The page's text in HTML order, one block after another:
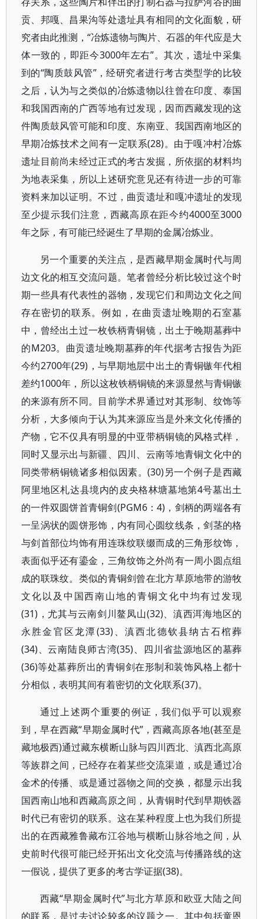
贡、邦嘎、昌果沟等处遗址具有相同的文化面貌，研
究者由此推测，“冶炼遗物与陶片、石器的年代应是大
体一致的，即距今3000年左右”。其次，遗址中采集
到的“陶质鼓风管”，经研究者进行考古类型学的比较
之后，认为与之类似的冶炼遗物以往曾在印度、泰国
和我国西南的广西等地有过发现，因而西藏发现的这
件陶质鼓风管可能和印度、东南亚、我国西南地区的
早期冶炼技术之间有一定联系(28)。由于嘎冲村冶炼
遗址目前尚未经过正式的考古发掘，所依据的材料均
为地表采集，所以上述研究意见还有待进一步的可靠
资料来加以证明。不过，曲贡遗址和嘎冲遗址的发现
至少提示我们注意，西藏高原在距今约4000至3000
年之际，有可能已经诞生了早期的金属冶炼业。
另一个重要的关注点，是西藏早期金属时代与周
边文化的相互交流问题。笔者曾经分析比较过这个时
期一些具有代表性的器物，发现它们和周边文化之间
存在密切的联系。例如，在曲贡遗址晚期的石室墓
中，曾经出土过一枚铁柄青铜镜，出土于晚期墓葬中
的M203。曲贡遗址晚期墓葬的年代据考古报告为距
今约2700年(29)，与早期地层中出土的青铜镞年代相
差约1000年，所以这枚铁柄铜镜的来源显然与青铜镞
的来源有所不同。目前学术界通过对其形制、纹饰等
分析，大多倾向于认为其来源应当是外来文化传播的
产物，它不仅具有明显的中亚带柄铜镜的风格式样，
同时又显示出与新疆、四川、云南等地青铜文化中的
同类带柄铜镜诸多相似因素。(30)另一个例子是西藏
阿里地区札达县境内的皮央格林塘墓地第4号墓出土
的一件双圆饼首青铜剑(PGM6：4)，剑柄的两端各有
一呈涡状的圆饼形饰，内有同心圆纹线条，剑茎的格
与剑首部位均饰有用连珠纹联缀而成的三角形纹饰，
表面似乎还有鎏金，三角纹饰之外尚有一周小圆点组
成的联珠纹。类似的青铜剑曾在北方草原地带的游牧
文化以及中国西南山地的青铜文化中均有过发现
(31)，尤其与云南剑川鳌凤山(32)、滇西洱海地区的
永胜金官区龙潭(33)、滇西北德钦县纳古石棺葬
(34)、云南陆良师古湾(35)、四川省盐源地区的墓葬
(36)等处墓葬所出的青铜剑在形制和装饰风格上都十
分相似，表明其间有着密切的文化联系(37)。
通过上述两个重要的例证，我们似乎可以观察
到，早在西藏“早期金属时代”，西藏高原各地(甚至是
藏地极西)通过藏东横断山脉与四川西北、滇西北高原
等族群之间，已经存在着某些交流渠道，或是通过冶
金术的传播、或是通过器物之间的交换，都显示出我
国西南山地和西藏高原之间，从青铜时代到早期铁器
时代已有密切的联系。这在某种程度上也为我们所提
出的在西藏雅鲁藏布江谷地与横断山脉谷地之间，从
史前时代很可能已经开拓出文化交流与传播路线的这
一假说，提供了更多的考古学证据(38)。
西藏“早期金属时代”与北方草原和欧亚大陆之间
的联系，是过去讨论较多的议题之一。其中包括童恩